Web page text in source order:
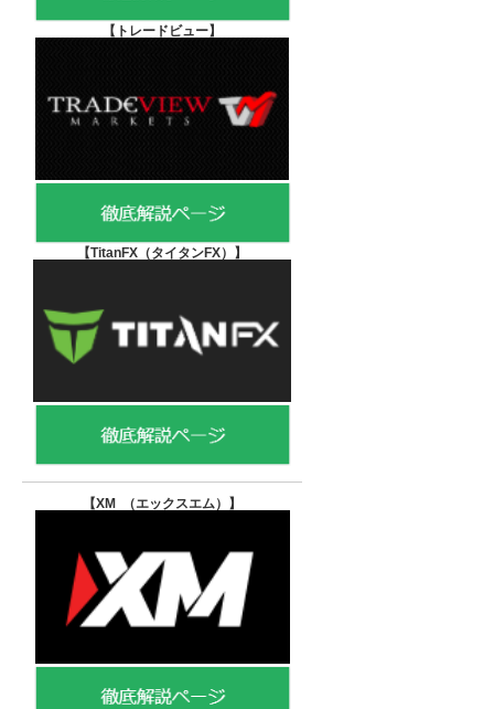
【 トレードビュー】
【TitanFX（タイタンFX） 】
【XM （エックスエム） 】